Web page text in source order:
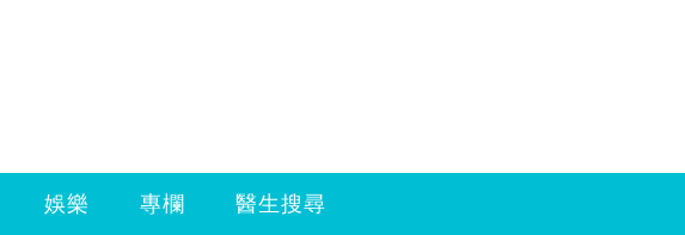
娛樂 專欄 醫生搜尋